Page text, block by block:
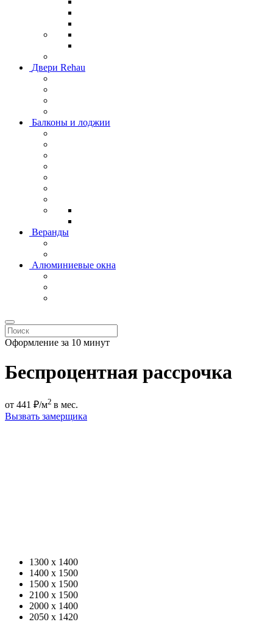
Двери Rehau
Балконы и лоджии
Веранды
Алюминиевые окна
Оформление за 10 минут
Беспроцентная рассрочка
от 441 ₽/м2 в мес.
Вызвать замерщика
1300 x 1400
1400 x 1500
1500 x 1500
2100 x 1500
2000 x 1400
2050 x 1420